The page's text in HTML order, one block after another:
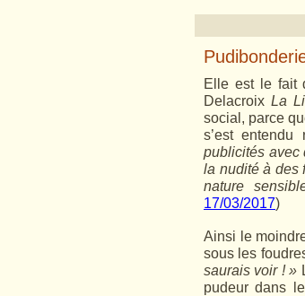
Elle est le fait
Delacroix La
social, parce
s’est
publicités avec
la nudité à des
nature
17/03/2017)
Ainsi le
sous les
saurais voir ! »
pudeur dans